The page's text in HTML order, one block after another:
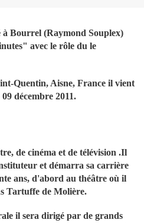
à Bourrel (Raymond Souplex)
avec le rôle du le
Quentin, Aisne, France il vient
décembre 2011.
de cinéma et de télévision .Il
et démarra sa carrière
ans, d'abord au théâtre où il
Tartuffe de Molière.
il sera dirigé par de grands